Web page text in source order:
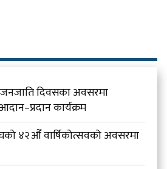
दिवसका अवसरमा
कार्यक्रम
४२औँ वार्षिकोत्सवको अवसरमा